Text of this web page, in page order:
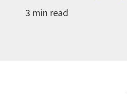
3 min read